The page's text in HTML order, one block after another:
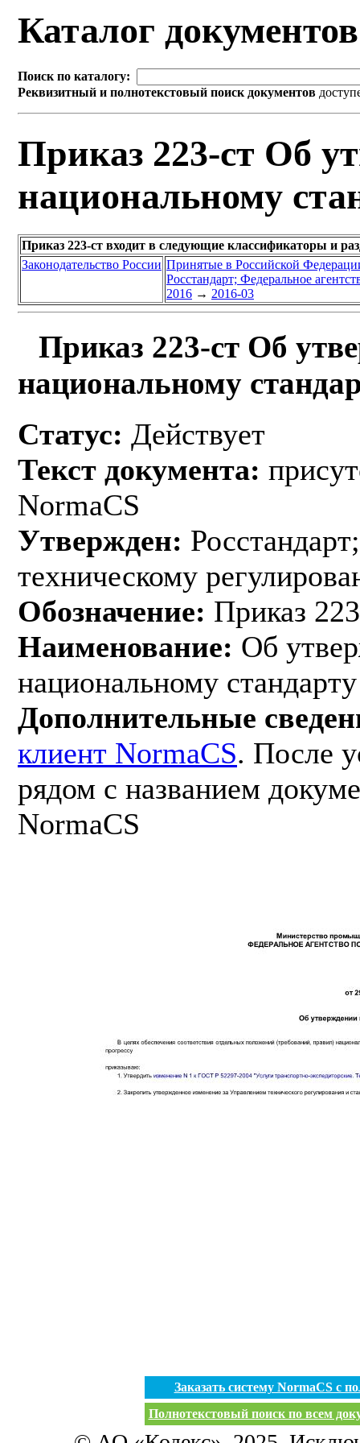
Каталог
Поиск по каталогу:
Реквизитный и полнотекстовый поиск документов
Приказ 223-ст Об
национальному
Приказ 223-ст входит в следующие классификаторы и
Законодательство России Принятые в Российской
Росстандарт; Федеральное
2016 → 2016-03
Приказ 223-ст Об
национальному
Статус: Действует
Текст документа:
NormaCS
Утвержден:
техническому
Обозначение: Приказ
Наименование: Об
национальному стандарту
Дополнительные
клиент NormaCS. После
рядом с названием
NormaCS
Заказать систему NormaCS с
Полнотекстовый поиск по всем